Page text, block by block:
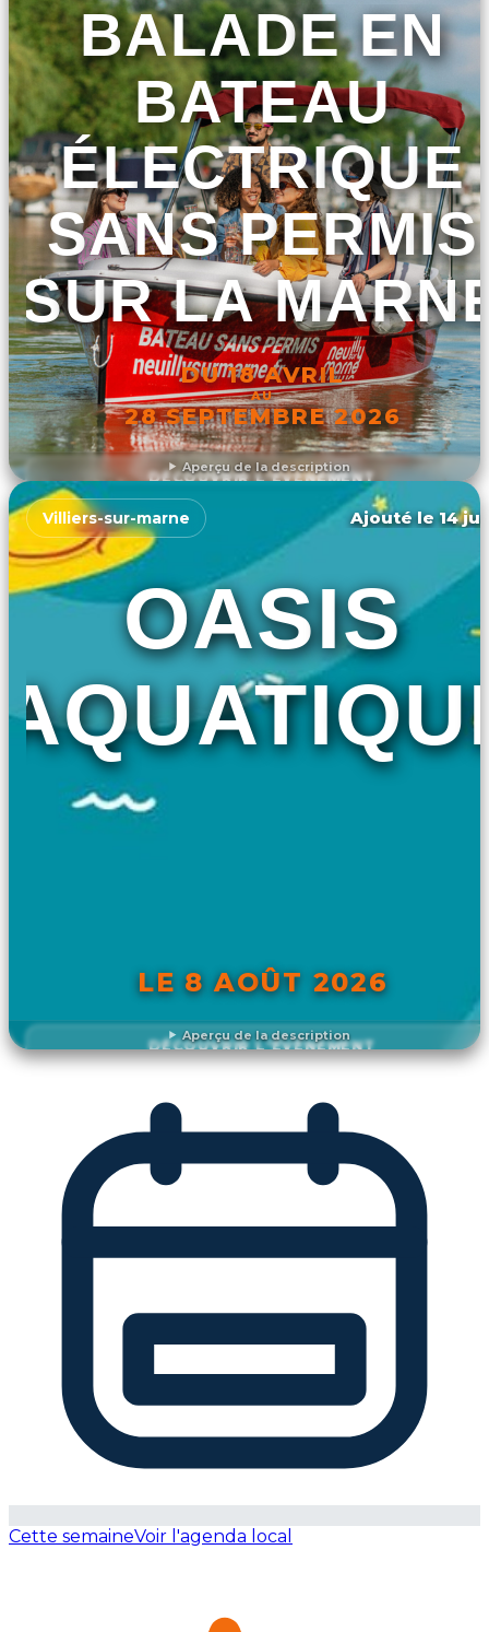
Aperçu de la description
BALADE EN
BATEAU
ÉLECTRIQUE
SANS PERMIS
SUR LA
DU 18 AVRIL
AU
28 SEPTEMBRE 2026
DÉCOUVRIR L'ÉVÉNEMENT
Aperçu de la description
Villiers-sur-marne Ajouté le 14
OASIS
LE 8 AOÛT 2026
DÉCOUVRIR L'ÉVÉNEMENT
Cette semaineVoir l'agenda local